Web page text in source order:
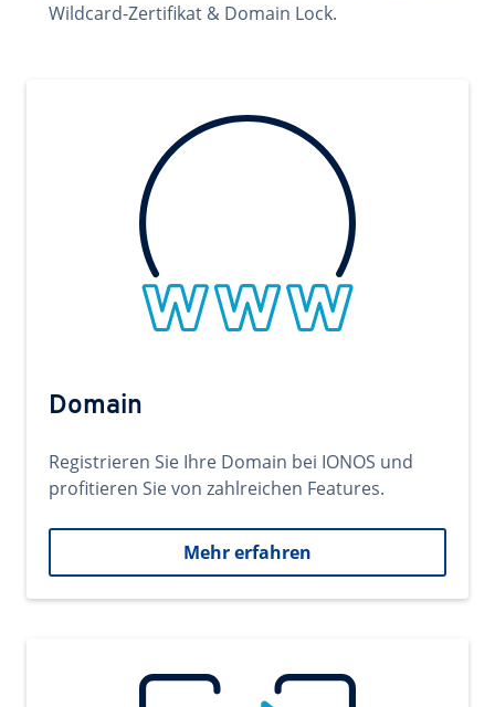
Wildcard-Zertifikat & Domain Lock.
Domain
Registrieren Sie Ihre Domain bei IONOS und
profitieren Sie von zahlreichen Features.
Mehr erfahren